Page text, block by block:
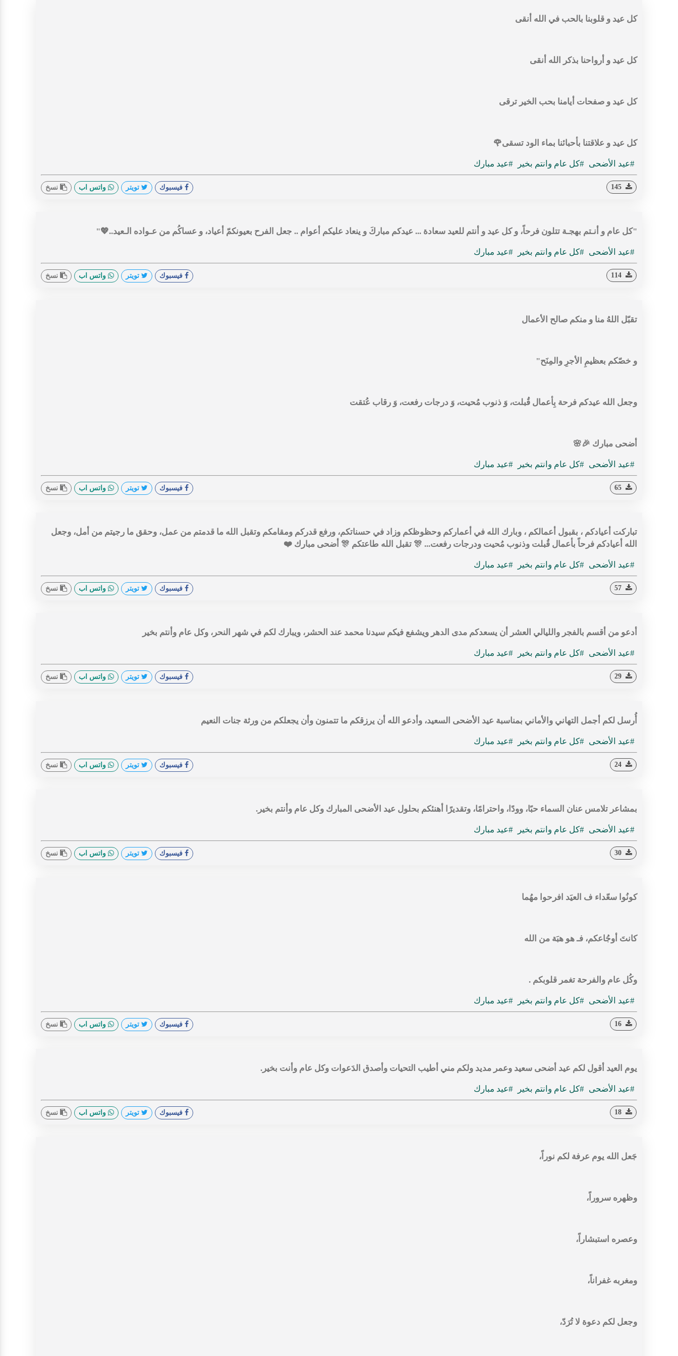
كل عيد و قلوبنا بالحب في الله أنقى
كل عيد و أرواحنا بذكر الله أنقى
كل عيد و صفحات أيامنا بحب الخير ترقى
كل عيد و علاقتنا بأحبائنا بماء الود تسقى🌹
#عيد الأضحى #كل عام وانتم بخير #عيد مبارك
فيسبوك تويتر واتس اب نسخ
"‏كل عام و أنـتم بهجـة تتلون فرحاً، و كل عيد و أنتم للعيد سعادة ... عيدكم مباركَ و ينعاد عليكم أعوام .. جعل الفرح بعيونکمّ أعياد، و عساکُم من عـواده الـعيد..💖"
#عيد الأضحى #كل عام وانتم بخير #عيد مبارك
فيسبوك تويتر واتس اب نسخ
تقبّل اللهُ منا و منكم صالح الأعمال
و خصّكم بعظيمِ الأجرِ والمِنَح"
وجعل الله عيدكم فرحة بِأعمال قُبلت، وَ ذنوب مُحيت، وَ درجات رفعت، وَ رقاب عُتقت
أضحى مبارك 🎉🌸
#عيد الأضحى #كل عام وانتم بخير #عيد مبارك
فيسبوك تويتر واتس اب نسخ
تباركت أعيادكم ، بقبول أعمالكم ، وبارك الله في أعماركم وحظوظكم وزاد في حسناتكم، ورفع قدركم ومقامكم وتقبل الله ما قدمتم من عمل، وحقق ما رجيتم من أمل، وجعل
الله أعيادكم فرحاً بأعمال قُبلت وذنوب مُحيت ودرجات رفعت... 🎊 تقبل الله طاعتكم 🎊 أضحى مبارك ❤️
#عيد الأضحى #كل عام وانتم بخير #عيد مبارك
فيسبوك تويتر واتس اب نسخ
أدعو من أقسم بالفجر والليالي العشر أن يسعدكم مدى الدهر ويشفع فيكم سيدنا محمد عند الحشر، ويبارك لكم في شهر النحر، وكل عام وأنتم بخير
#عيد الأضحى #كل عام وانتم بخير #عيد مبارك
فيسبوك تويتر واتس اب نسخ
أُرسل لكم أجمل التهاني والأماني بمناسبة عيد الأضحى السعيد، وأدعو الله أن يرزقكم ما تتمنون وأن يجعلكم من ورثة جنات النعيم
#عيد الأضحى #كل عام وانتم بخير #عيد مبارك
فيسبوك تويتر واتس اب نسخ
بمشاعر تلامس عنان السماء حبًا، وودًا، واحترامًا، وتقديرًا أهنئكم بحلول عيد الأضحى المبارك وكل عام وأنتم بخير.
#عيد الأضحى #كل عام وانتم بخير #عيد مبارك
فيسبوك تويتر واتس اب نسخ
كونُوا سعّداء ف العيَد افرحوا مهُما
كانتَ أوجُاعكم، فـ هو هبَة من الله
وكُل عام والفرحة تغمر قلوبكم .
#عيد الأضحى #كل عام وانتم بخير #عيد مبارك
فيسبوك تويتر واتس اب نسخ
يوم العيد أقول لكم عيد أضحى سعيد وعمر مديد ولكم مني أطيب التحيات وأصدق الدَعوات وكل عام وأنت بخير.
#عيد الأضحى #كل عام وانتم بخير #عيد مبارك
فيسبوك تويتر واتس اب نسخ
جَعل الله يوم عرفة لكم نوراً،
وظهره سروراً،
وعصره استبشاراً،
ومغربه غفراناً،
وجعل لكم دعوة لا تُرَدّ،